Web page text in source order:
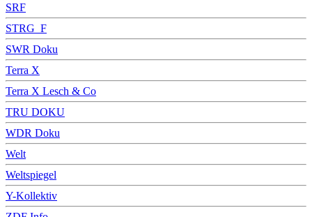
SRF
STRG_F
SWR Doku
Terra X
Terra X Lesch & Co
TRU DOKU
WDR Doku
Welt
Weltspiegel
Y-Kollektiv